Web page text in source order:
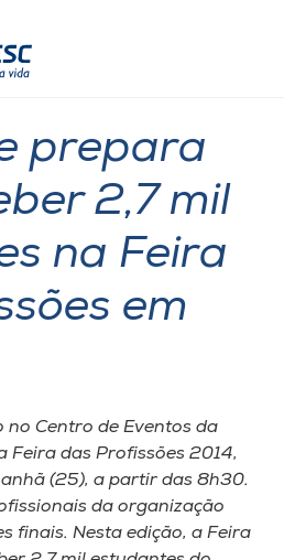
prepara
2,7 mil
na Feira
em
Centro de Eventos da
Feira das Profissões 2014,
(25), a partir das 8h30.
da organização
finais. Nesta edição, a Feira